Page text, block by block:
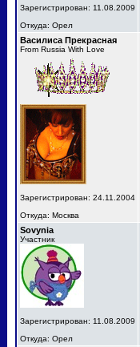
Зарегистрирован: 11.08.2009
Откуда: Орел
Василиса Прекрасная
From Russia With Love
Зарегистрирован: 24.11.2004
Откуда: Москва
Sovynia
Участник
Зарегистрирован: 11.08.2009
Откуда: Орел